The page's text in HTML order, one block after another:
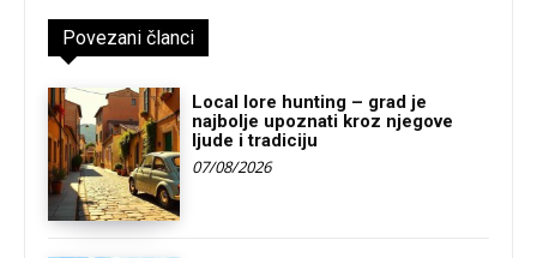
Povezani članci
Local lore hunting – grad je
najbolje upoznati kroz njegove
ljude i tradiciju
07/08/2026